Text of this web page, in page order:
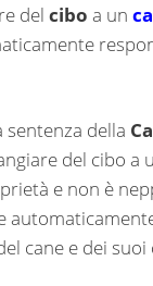
del cibo a un
sentenza della
del cibo a
e non è
cane e dei